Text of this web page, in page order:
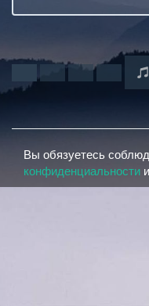
Вы обязуетесь
конфиденциальности и